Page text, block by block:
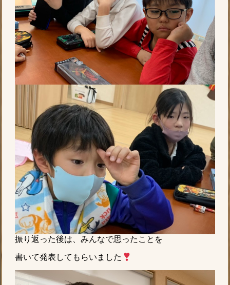
振り返った後は、みんなで思ったことを
書いて発表してもらいました